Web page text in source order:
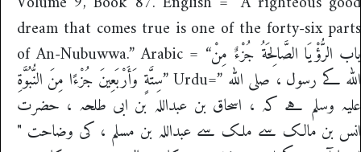
dream that comes true is one of the forty-six parts
of An-Nubuwwa.” Arabic = “باب الرُّؤْيَا الصَّالِحَةُ جُزْءٌ مِنْ
سِتَّةٍ وَأَرْبَعِينَ جُزْءًا مِنَ النُّبُوَّةِ” Urdu=” اللہ کے رسول ، صلی اللہ
علیہ وسلم ہے کہ ، اسحاق بن عبداللہ بن ابی طلحہ ، حضرت
انس بن مالک سے ملک سے عبداللہ بن مسلم ، کی وضاحت "